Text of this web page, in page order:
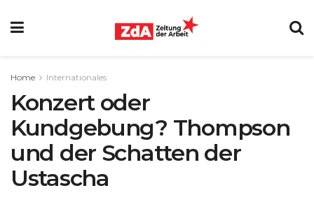
Home Internationales
Konzert oder
Kundgebung? Thompson
und der Schatten der
Ustascha